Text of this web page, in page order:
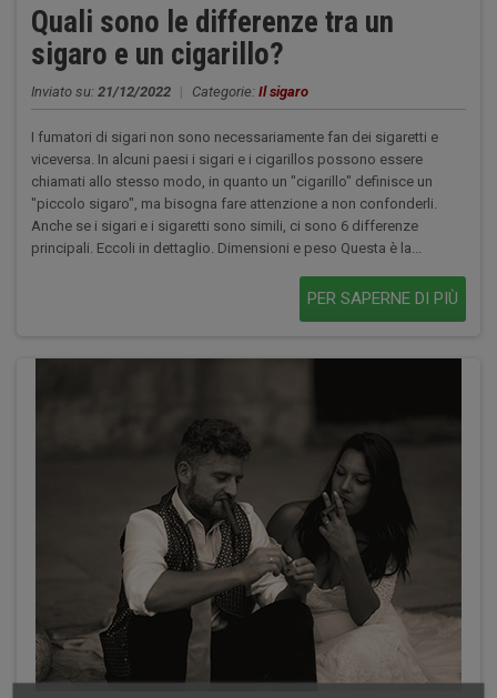
Quali sono le differenze tra un
sigaro e un cigarillo?
Inviato su: 21/12/2022 | Categorie: Il sigaro
I fumatori di sigari non sono necessariamente fan dei sigaretti e
viceversa. In alcuni paesi i sigari e i cigarillos possono essere
chiamati allo stesso modo, in quanto un "cigarillo" definisce un
"piccolo sigaro", ma bisogna fare attenzione a non confonderli.
Anche se i sigari e i sigaretti sono simili, ci sono 6 differenze
principali. Eccoli in dettaglio. Dimensioni e peso Questa è la...
PER SAPERNE DI PIÙ